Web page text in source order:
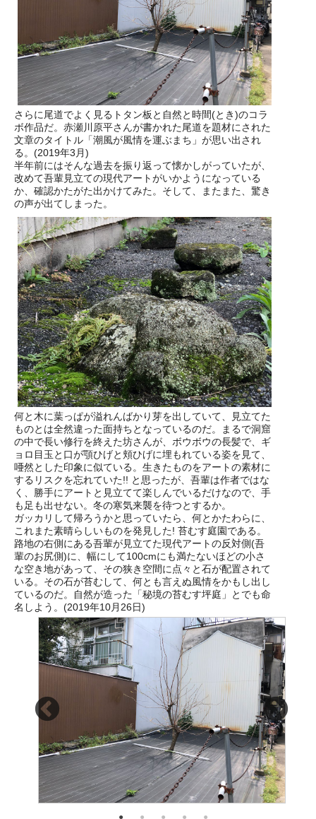
さらに尾道でよく見るトタン板と自然と時間(とき)のコラ
ボ作品だ。赤瀬川原平さんが書かれた尾道を題材にされた
文章のタイトル「潮風が風情を運ぶまち」が思い出され
る。(2019年3月)
半年前にはそんな過去を振り返って懐かしがっていたが、
改めて吾輩見立ての現代アートがいかようになっている
か、確認かたがた出かけてみた。そして、またまた、驚き
の声が出てしまった。
何と木に葉っぱが溢れんばかり芽を出していて、見立てた
ものとは全然違った面持ちとなっているのだ。まるで洞窟
の中で長い修行を終えた坊さんが、ボウボウの長髪で、ギ
ョロ目玉と口が顎ひげと頬ひげに埋もれている姿を見て、
唖然とした印象に似ている。生きたものをアートの素材に
するリスクを忘れていた!! と思ったが、吾輩は作者ではな
く、勝手にアートと見立てて楽しんでいるだけなので、手
も足も出せない。冬の寒気来襲を待つとするか。
ガッカリして帰ろうかと思っていたら、何とかたわらに、
これまた素晴らしいものを発見した! 苔むす庭園である。
路地の右側にある吾輩が見立てた現代アートの反対側(吾
輩のお尻側)に、幅にして100cmにも満たないほどの小さ
な空き地があって、その狭き空間に点々と石が配置されて
いる。その石が苔むして、何とも言えぬ風情をかもし出し
ているのだ。自然が造った「秘境の苔むす坪庭」とでも命
名しよう。(2019年10月26日)